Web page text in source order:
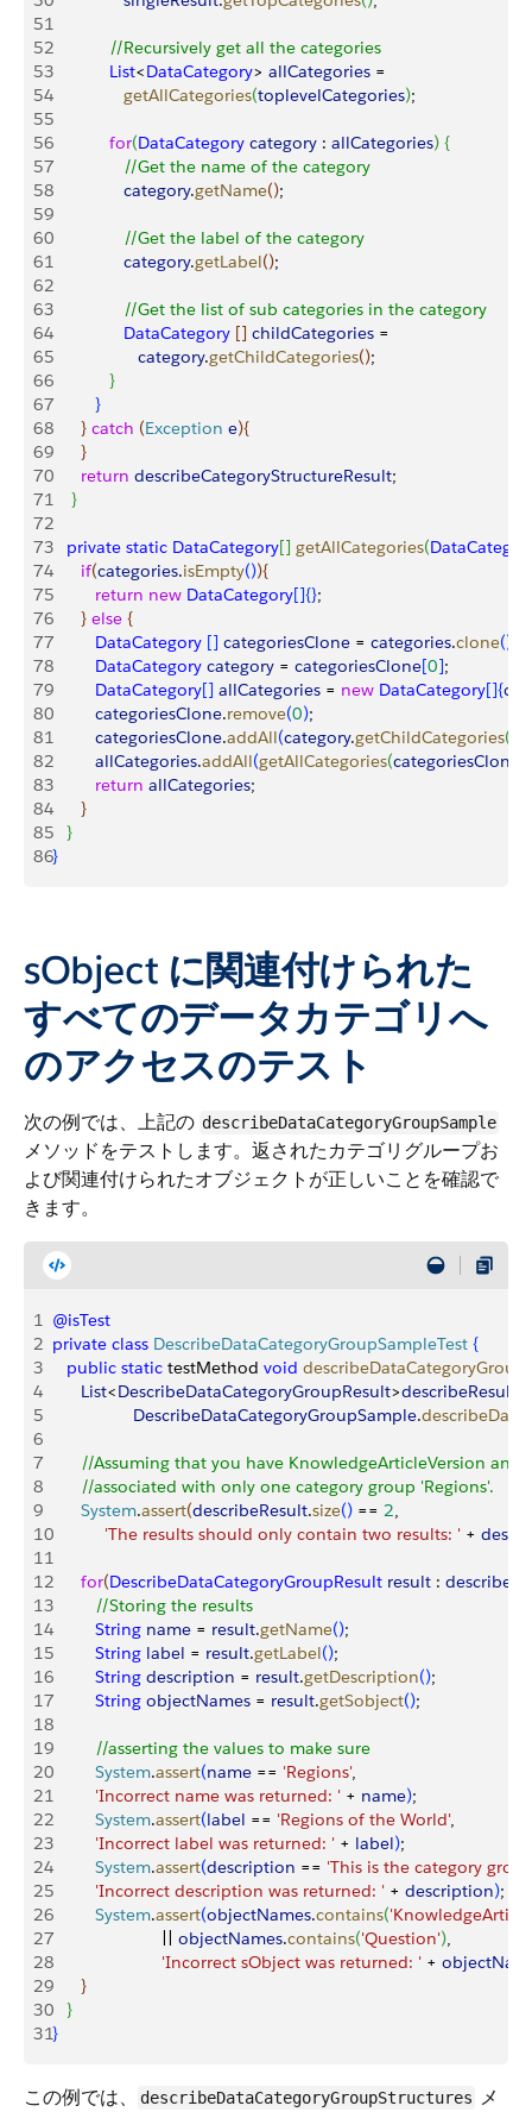
51
52
            //Recursively get all the categories
53
            List
<DataCategory> allCategories =
54
               getAllCategories
(toplevelCategories);
55
56
            for
(DataCategory category : allCategories) {
57
               //Get the name of the category
58
               category
.getName();
59
60
               //Get the label of the category
61
               category
.getLabel();
62
63
               //Get the list of sub categories in the category
64
               DataCategory
[] childCategories =
65
                  category
.getChildCategories();
66
}
67
}
68
} catch (Exception e){
69
}
70
      return
describeCategoryStructureResult;
71
}
72
73
   private
static DataCategory[] getAllCategories(
74
      if
(categories.isEmpty()){
75
         return
new DataCategory[]{};
76
} else {
77
         DataCategory
[] categoriesClone = categories.clone()
78
         DataCategory
category = categoriesClone[0];
79
         DataCategory
[] allCategories = new DataCategory[]{
80
         categoriesClone
.remove(0);
81
         categoriesClone
.addAll(category.getChildCategories(
82
         allCategories
.addAll(getAllCategories(categoriesClone
83
         return
allCategories;
84
}
85
}
86}
sObject に関連付けられた
すべてのデータカテゴリへ
のアクセスのテスト
次の例では、上記の describeDataCategoryGroupSample
メソッドをテストします。返されたカテゴリグループお
よび関連付けられたオブジェクトが正しいことを確認で
きます。
1 @isTest
2 private class DescribeDataCategoryGroupSampleTest {
3
   public
static testMethod void
4
      List
<DescribeDataCategoryGroupResult>describeResult
5
                 DescribeDataCategoryGroupSample
.
6
7
//Assuming that you have KnowledgeArticleVersion and
8
      //associated with only one category group 'Regions'.
9
      System
.assert(describeResult.size() == 2,
10
           'The results should only contain two results: '
+
11
12
      for
(DescribeDataCategoryGroupResult result :
13
         //Storing the results
14
         String
name = result.getName();
15
         String
label = result.getLabel();
16
         String
description = result.getDescription();
17
         String
objectNames = result.getSobject();
18
19
         //asserting the values to make sure
20
         System
.assert(name == 'Regions',
21
         'Incorrect name was returned: '
+ name);
22
         System
.assert(label == 'Regions of the World',
23
         'Incorrect label was returned: '
+ label);
24
         System
.assert(description == 'This is the category
25
         'Incorrect description was returned: '
+ description);
26
         System
.assert(objectNames.contains(
27
                       ||
objectNames.contains('Question'),
28
                       'Incorrect sObject was returned: '
+
29
}
30
}
31}
この例では、 describeDataCategoryGroupStructures メ